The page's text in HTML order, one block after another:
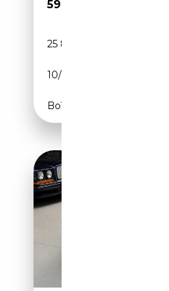
59 990€
25 850 km
10/2023
Boîte automatique